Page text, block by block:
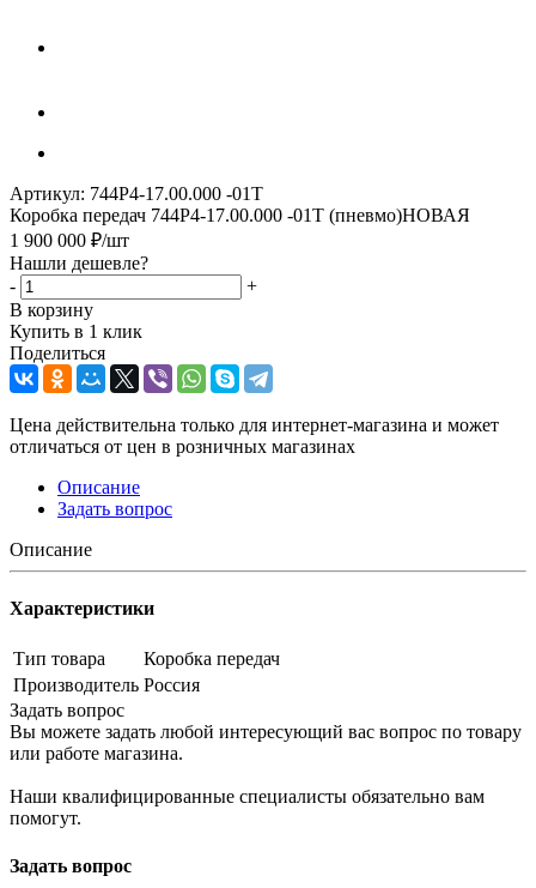
Артикул: 744Р4-17.00.000 -01Т
Коробка передач 744Р4-17.00.000 -01Т (пневмо)НОВАЯ
1 900 000 ₽/шт
Нашли дешевле?
-
+
В корзину
Купить в 1 клик
Поделиться
Цена действительна только для интернет-магазина и может
отличаться от цен в розничных магазинах
Описание
Задать вопрос
Описание
Характеристики
Тип товара
Коробка передач
Производитель Россия
Задать вопрос
Вы можете задать любой интересующий вас вопрос по товару
или работе магазина.
Наши квалифицированные специалисты обязательно вам
помогут.
Задать вопрос